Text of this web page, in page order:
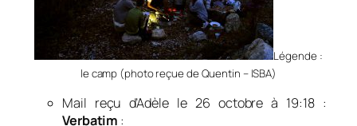
Légende :
le camp (photo reçue de Quentin – ISBA)
Mail reçu d’Adèle le 26 octobre à 19:18 :
Verbatim :